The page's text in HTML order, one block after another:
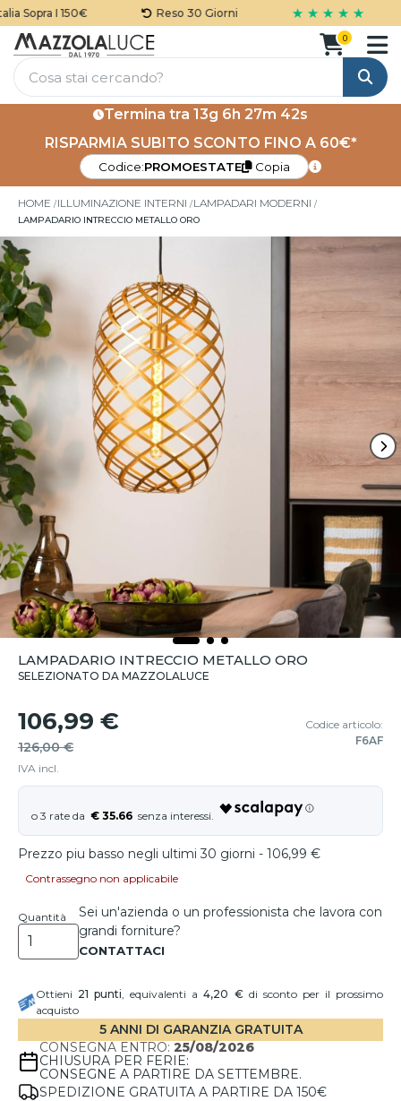
Sopra I 150€ Reso 30 Giorni ★ ★ ★ ★ ★
Cerca
0
Termina tra 13g 6h 27m 42s
RISPARMIA SUBITO SCONTO FINO A 60€*
Codice:PROMOESTATE Copia
HOME ILLUMINAZIONE INTERNI LAMPADARI MODERNI
LAMPADARIO INTRECCIO METALLO ORO
LAMPADARIO INTRECCIO METALLO ORO
SELEZIONATO DA MAZZOLALUCE
106,99 €
126,00 €
IVA incl.
Codice articolo:
F6AF
€ 35.66
Prezzo piu basso negli ultimi 30 giorni - 106,99 €
Contrassegno non applicabile
Quantità
Sei un'azienda o un professionista che lavora con
grandi forniture?
Ottieni 21 punti, equivalenti a4,20 €di sconto per il prossimo
acquisto
5 ANNI DI GARANZIA GRATUITA
CONSEGNA ENTRO: 25/08/2026
CHIUSURA PER FERIE:
CONSEGNE A PARTIRE DA SETTEMBRE.
SPEDIZIONE GRATUITA A PARTIRE DA 150€